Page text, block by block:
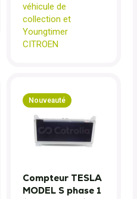
véhicule de
collection et
Youngtimer
CITROEN
Nouveauté
Compteur TESLA
MODEL S phase 1